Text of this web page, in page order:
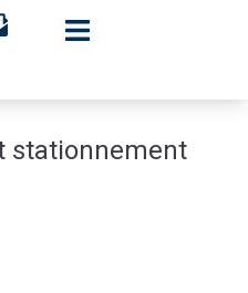
stationnement